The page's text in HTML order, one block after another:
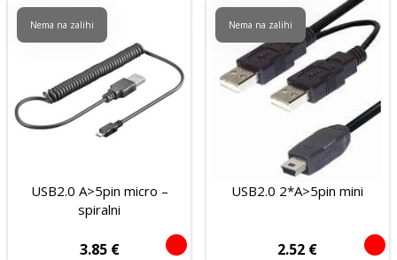
USB2.0 A>5pin micro –
spiralni
3.85 €
Nema na zalihi
USB2.0 2*A>5pin mini
2.52 €
Nema na zalihi